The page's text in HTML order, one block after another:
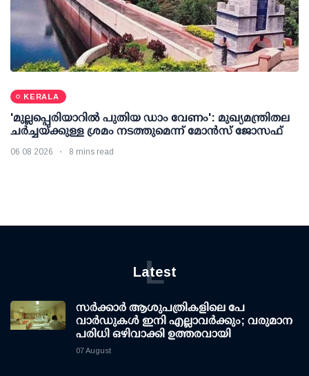
KERALA
'മുല്ലപ്പെരിയാറില്‍ പുതിയ ഡാം വേണം': മുഖ്യമന്ത്രിതല
ചര്‍ച്ചയ്ക്കുള്ള ശ്രമം നടത്തുമെന്ന് മോന്‍സ് ജോസഫ്
06 08 2026 8 mins read
Latest
L
സര്‍ക്കാര്‍ ആശുപത്രികളിലെ പേ
വാര്‍ഡുകള്‍ ഇനി എല്ലാവര്‍ക്കും; വരുമാന
പരിധി ഒഴിവാക്കി ഉത്തരവായി
07 August